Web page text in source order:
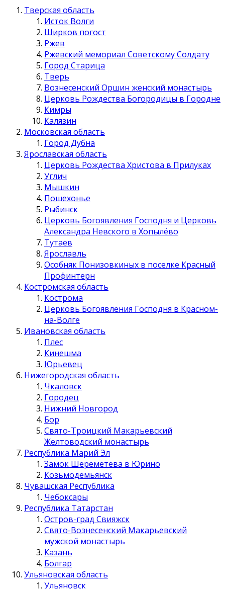
Тверская область
Исток Волги
Ширков погост
Ржев
Ржевский мемориал Советскому Солдату
Город Старица
Тверь
Вознесенский Оршин женский монастырь
Церковь Рождества Богородицы в Городне
Кимры
Калязин
Московская область
Город Дубна
Ярославская область
Церковь Рождества Христова в Прилуках
Углич
Мышкин
Пошехонье
Рыбинск
Церковь Богоявления Господня и Церковь
Александра Невского в Хопылёво
Тутаев
Ярославль
Особняк Понизовкиных в поселке Красный
Профинтерн
Костромская область
Кострома
Церковь Богоявления Господня в Красном-
на-Волге
Ивановская область
Плес
Кинешма
Юрьевец
Нижегородская область
Чкаловск
Городец
Нижний Новгород
Бор
Свято-Троицкий Макарьевский
Желтоводский монастырь
Республика Марий Эл
Замок Шереметева в Юрино
Козьмодемьянск
Чувашская Республика
Чебоксары
Республика Татарстан
Остров-град Свияжск
Свято-Вознесенский Макарьевский
мужской монастырь
Казань
Болгар
Ульяновская область
Ульяновск